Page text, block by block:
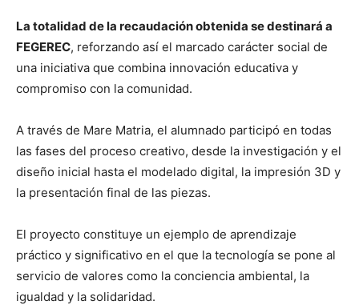
La totalidad de la recaudación obtenida se destinará a
FEGEREC, reforzando así el marcado carácter social de
una iniciativa que combina innovación educativa y
compromiso con la comunidad.
A través de Mare Matria, el alumnado participó en todas
las fases del proceso creativo, desde la investigación y el
diseño inicial hasta el modelado digital, la impresión 3D y
la presentación final de las piezas.
El proyecto constituye un ejemplo de aprendizaje
práctico y significativo en el que la tecnología se pone al
servicio de valores como la conciencia ambiental, la
igualdad y la solidaridad.